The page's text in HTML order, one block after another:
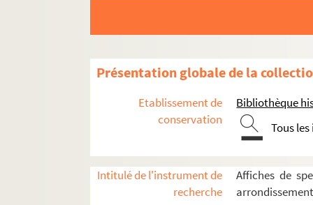
Présentation globale de la
Etablissement de
conservation
Bibliothèque
Tous
Intitulé de l'instrument de
recherche
Affiches de